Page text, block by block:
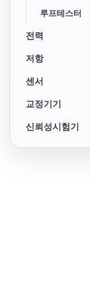
루프테스터
전력
저항
센서
교정기기
신뢰성시험기